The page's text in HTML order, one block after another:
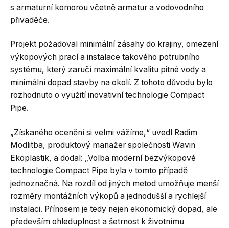
s armaturní komorou včetně armatur a vodovodního
přivaděče.
Projekt požadoval minimální zásahy do krajiny, omezení
výkopových prací a instalace takového potrubního
systému, který zaručí maximální kvalitu pitné vody a
minimální dopad stavby na okolí. Z tohoto důvodu bylo
rozhodnuto o využití inovativní technologie Compact
Pipe.
„Získaného ocenění si velmi vážíme,“ uvedl Radim
Modlitba, produktový manažer společnosti Wavin
Ekoplastik, a dodal: „Volba moderní bezvýkopové
technologie Compact Pipe byla v tomto případě
jednoznačná. Na rozdíl od jiných metod umožňuje menší
rozměry montážních výkopů a jednodušší a rychlejší
instalaci. Přínosem je tedy nejen ekonomický dopad, ale
především ohleduplnost a šetrnost k životnímu